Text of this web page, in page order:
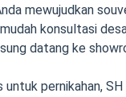
mewujudkan
konsultasi
datang ke
pernikahan, SH